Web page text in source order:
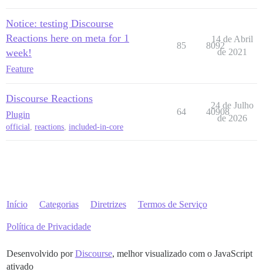
Notice: testing Discourse
Reactions here on meta for 1
week!
Feature
85 8092
14 de Abril
de 2021
Discourse Reactions
Plugin
official, reactions, included-in-core
64 40908
24 de Julho
de 2026
Início Categorias Diretrizes Termos de Serviço
Política de Privacidade
Desenvolvido porDiscourse, melhor visualizado com o JavaScript
ativado